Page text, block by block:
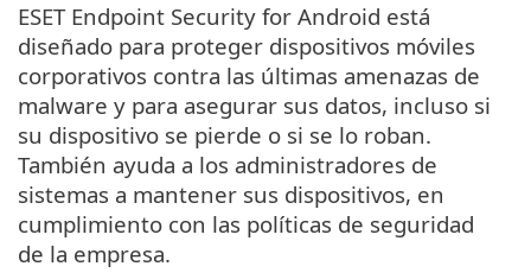
ESET Endpoint Security for Android está
diseñado para proteger dispositivos móviles
corporativos contra las últimas amenazas de
malware y para asegurar sus datos, incluso si
su dispositivo se pierde o si se lo roban.
También ayuda a los administradores de
sistemas a mantener sus dispositivos, en
cumplimiento con las políticas de seguridad
de la empresa.